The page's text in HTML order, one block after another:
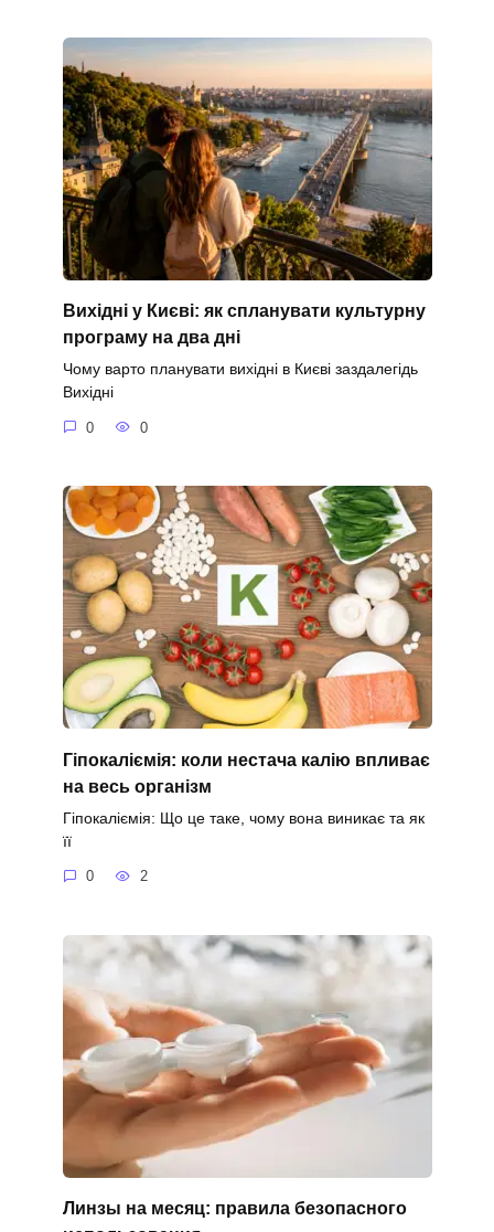
Вихідні у Києві: як спланувати культурну
програму на два дні
Чому варто планувати вихідні в Києві заздалегідь
Вихідні
0 0
Гіпокаліємія: коли нестача калію впливає
на весь організм
Гіпокаліємія: Що це таке, чому вона виникає та як
її
0 2
Линзы на месяц: правила безопасного